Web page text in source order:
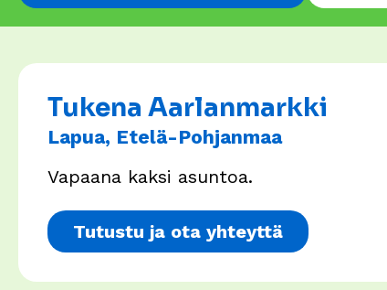
Tukena Aarlanmarkki
Lapua, Etelä-Pohjanmaa
Vapaana kaksi asuntoa.
Tutustu ja ota yhteyttä